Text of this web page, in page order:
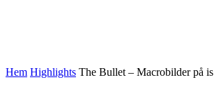
Hem Highlights The Bullet – Macrobilder på is